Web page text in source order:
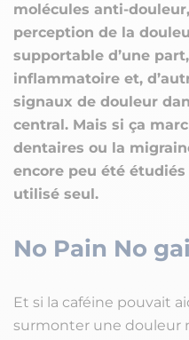
molécules anti-
perception de la
supportable d’une
inflammatoire et,
signaux de douleur
central. Mais si ça
dentaires ou la
encore peu été
utilisé seul.
No Pain No
Et si la caféine pouvait
surmonter une douleur